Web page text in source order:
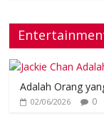
Adalah Orang
02/06/2026 0